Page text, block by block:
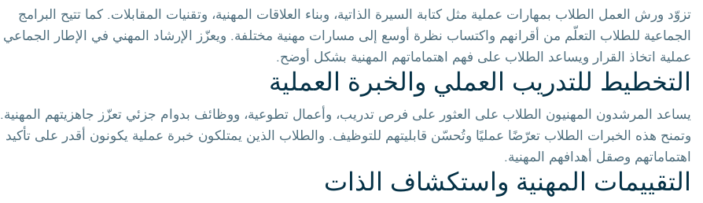
تزوّد ورش العمل الطلاب بمهارات عملية مثل كتابة السيرة الذاتية، وبناء العلاقات المهنية، وتقنيات المقابلات. كما تتيح البرامج
الجماعية للطلاب التعلّم من أقرانهم واكتساب نظرة أوسع إلى مسارات مهنية مختلفة. ويعزّز الإرشاد المهني في الإطار الجماعي
عملية اتخاذ القرار ويساعد الطلاب على فهم اهتماماتهم المهنية بشكل أوضح.
التخطيط للتدريب العملي والخبرة العملية
يساعد المرشدون المهنيون الطلاب على العثور على فرص تدريب، وأعمال تطوعية، ووظائف بدوام جزئي تعزّز جاهزيتهم المهنية.
وتمنح هذه الخبرات الطلاب تعرّضًا عمليًا وتُحسّن قابليتهم للتوظيف. والطلاب الذين يمتلكون خبرة عملية يكونون أقدر على تأكيد
اهتماماتهم وصقل أهدافهم المهنية.
التقييمات المهنية واستكشاف الذات